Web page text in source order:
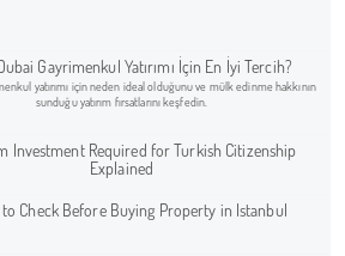
Gayrimenkul Yatırımı İçin En İyi Tercih?
yatırımı için neden ideal olduğunu ve mülk edinme hakkının
sunduğu yatırım fırsatlarını keşfedin.
Investment Required for Turkish Citizenship
Explained
Check Before Buying Property in Istanbul